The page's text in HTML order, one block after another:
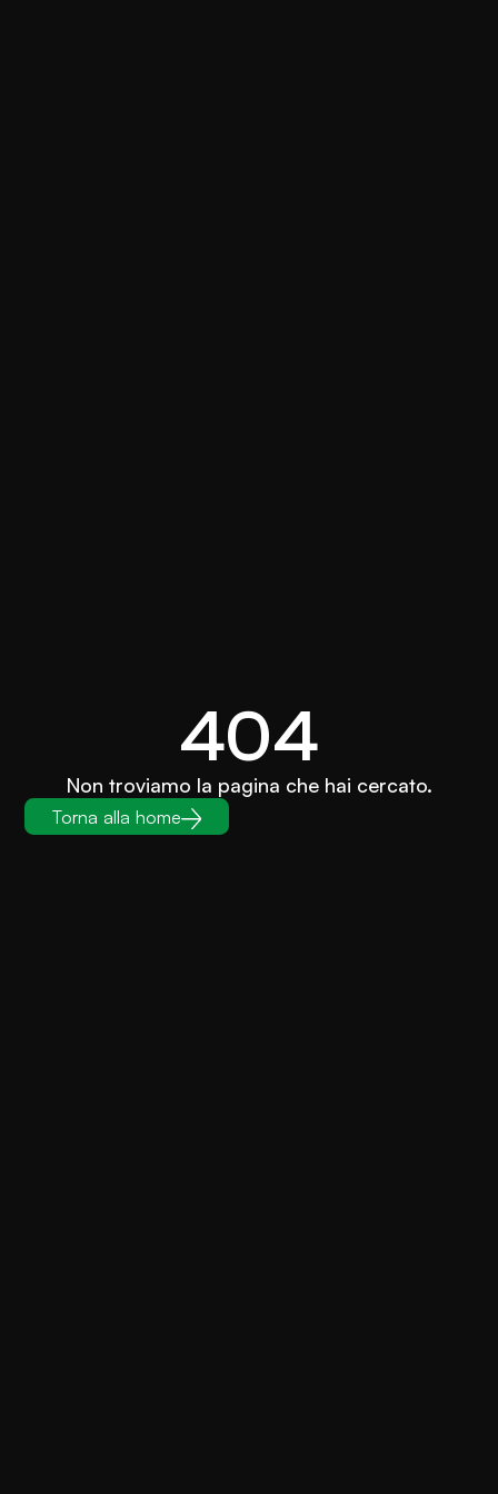
404
Non troviamo la pagina che hai cercato.
Torna alla home